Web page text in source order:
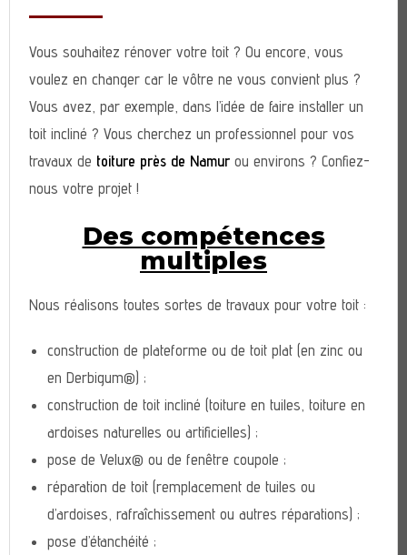
Vous souhaitez rénover votre toit ? Ou encore, vous
voulez en changer car le vôtre ne vous convient plus ?
Vous avez, par exemple, dans l’idée de faire installer un
toit incliné ? Vous cherchez un professionnel pour vos
travaux de toiture près de Namurou environs ? Confiez-
nous votre projet !
Des compétences
multiples
Nous réalisons toutes sortes de travaux pour votre toit :
construction de plateforme ou de toit plat (en zinc ou
en Derbigum®) ;
construction de toit incliné (toiture en tuiles, toiture en
ardoises naturelles ou artificielles) ;
pose de Velux® ou de fenêtre coupole ;
réparation de toit (remplacement de tuiles ou
d’ardoises, rafraîchissement ou autres réparations) ;
pose d’étanchéité ;